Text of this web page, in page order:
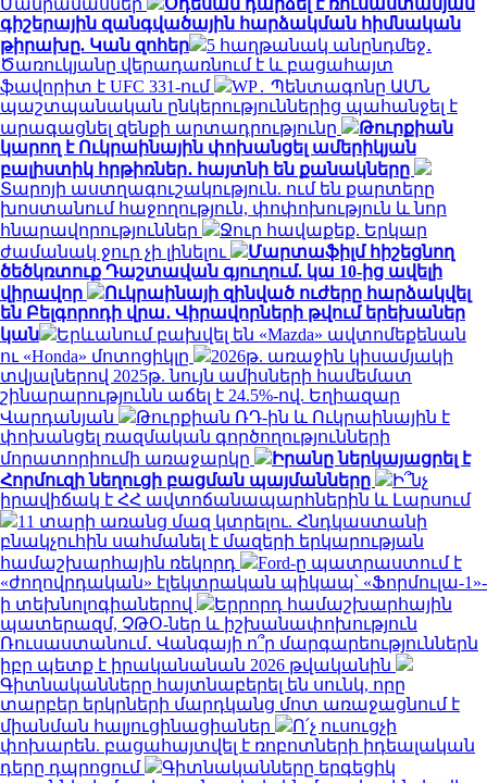
գիշերային զանգվածային հարձակման հիմնական
թիրախը. Կան զոհեր
5 հաղթանակ անընդմեջ․
Ծառուկյանը վերադառնում է և բացահայտ
ֆավորիտ է UFC 331-ում
WP․ Պենտագոնը ԱՄՆ
պաշտպանական ընկերություններից պահանջել է
արագացնել զենքի արտադրությունը
Թուրքիան
կարող է Ուկրաինային փոխանցել ամերիկյան
բալիստիկ հրթիռներ․ հայտնի են քանակները
Տարոյի աստղագուշակություն. ում են քարտերը
խոստանում հաջողություն, փոփոխություն և նոր
հնարավորություններ
Ջուր հավաքեք. Երկար
ժամանակ ջուր չի լինելու
Մարտաֆիլմ հիշեցնող
ծեծկռտուք Դաշտավան գյուղում. կա 10-ից ավելի
վիրավոր
Ուկրաինայի զինված ուժերը հարձակվել
են Բելգորոդի վրա․ Վիրավորների թվում երեխաներ
կան
Երևանում բախվել են «Mazda» ավտոմեքենան
ու «Honda» մոտոցիկլը
2026թ. առաջին կիսամյակի
տվյալներով 2025թ. նույն ամիսների համեմատ
շինարարությունն աճել է 24.5%-ով. Եղիազար
Վարդանյան
Թուրքիան ՌԴ-ին և Ուկրաինային է
փոխանցել ռազմական գործողությունների
մորատորիումի առաջարկը
Իրանը ներկայացրել է
Հորմուզի նեղուցի բացման պայմանները
Ի՞նչ
իրավիճակ է ՀՀ ավտոճանապարհներին և Լարսում
11 տարի առանց մազ կտրելու. Հնդկաստանի
բնակչուհին սահմանել է մազերի երկարության
համաշխարհային ռեկորդ
Ford-ը պատրաստում է
«ժողովրդական» էլեկտրական պիկապ՝ «Ֆորմուլա-1»-
ի տեխնոլոգիաներով
Երրորդ համաշխարհային
պատերազմ, ՉԹՕ-ներ և իշխանափոխություն
Ռուսաստանում․ Վանգայի ո՞ր մարգարեություններն
իբր պետք է իրականանան 2026 թվականին
Գիտնականները հայտնաբերել են սունկ, որը
տարբեր երկրների մարդկանց մոտ առաջացնում է
միանման հալյուցինացիաներ
Ո՛չ ուսուցչի
փոխարեն. բացահայտվել է ռոբոտների իդեալական
դերը դպրոցում
Գիտնականները երգեցիկ